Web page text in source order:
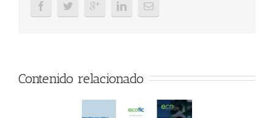
Contenido relacionado